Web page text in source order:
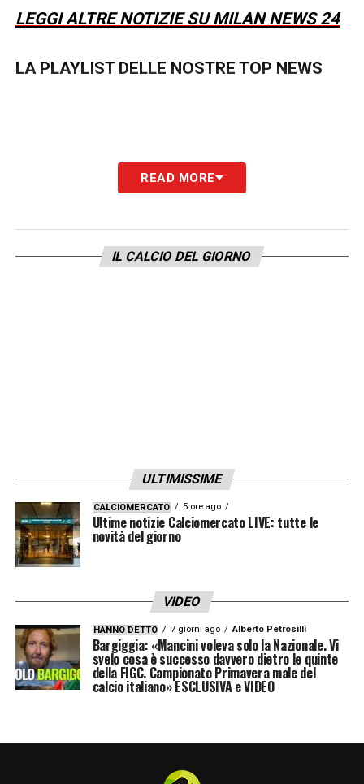
LEGGI ALTRE NOTIZIE SU MILAN NEWS 24
LA PLAYLIST DELLE NOSTRE TOP NEWS
READ MORE
IL CALCIO DEL GIORNO
ULTIMISSIME
CALCIOMERCATO 5 ore ago
Ultime notizie Calciomercato LIVE: tutte le
novità del giorno
VIDEO
HANNO DETTO 7 giorni ago Alberto Petrosilli
Bargiggia: «Mancini voleva solo la Nazionale. Vi
svelo cosa è successo davvero dietro le quinte
della FIGC. Campionato Primavera male del
calcio italiano» ESCLUSIVA e VIDEO